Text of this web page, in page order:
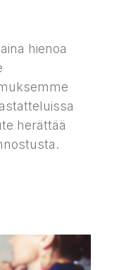
hienoa
herättää